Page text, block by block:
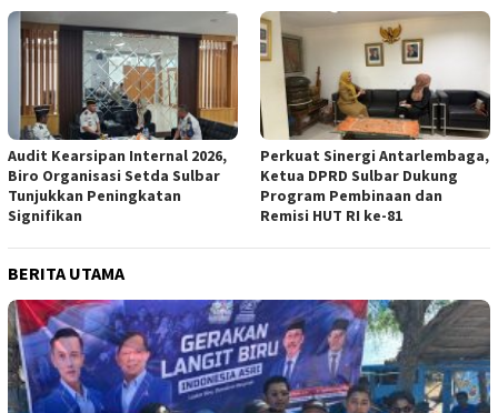
Audit Kearsipan Internal 2026,
Biro Organisasi Setda Sulbar
Tunjukkan Peningkatan
Signifikan
Perkuat Sinergi Antarlembaga,
Ketua DPRD Sulbar Dukung
Program Pembinaan dan
Remisi HUT RI ke-81
BERITA UTAMA